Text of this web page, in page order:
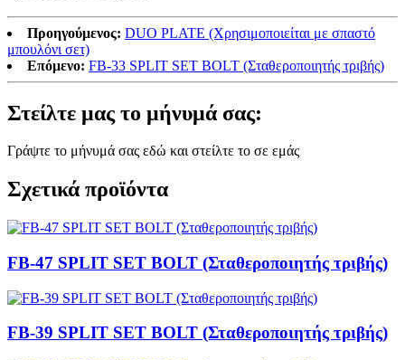
Προηγούμενος: DUO PLATE (Χρησιμοποιείται με σπαστό
μπουλόνι σετ)
Επόμενο: FB-33 SPLIT SET BOLT (Σταθεροποιητής τριβής)
Στείλτε μας το μήνυμά σας:
Γράψτε το μήνυμά σας εδώ και στείλτε το σε εμάς
Σχετικά προϊόντα
FB-47 SPLIT SET BOLT (Σταθεροποιητής τριβής)
FB-39 SPLIT SET BOLT (Σταθεροποιητής τριβής)